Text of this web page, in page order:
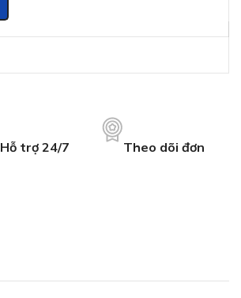
Hỗ trợ 24/7 Theo dõi đơn